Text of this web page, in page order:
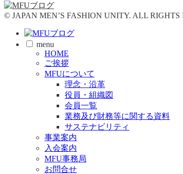
© JAPAN MEN’S FASHION UNITY. ALL RIGHTS
menu
HOME
ご挨拶
MFUについて
理念・沿革
役員・組織図
会員一覧
業務及び財務等に関する資料
サステナビリティ
事業案内
入会案内
MFU事務局
お問合せ